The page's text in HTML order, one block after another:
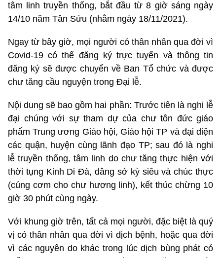
tâm linh truyền thống, bắt đầu từ 8 giờ sáng ngày
14/10 năm Tân Sửu (nhằm ngày 18/11/2021).
Ngay từ bây giờ, mọi người có thân nhân qua đời vì
Covid-19 có thể đăng ký trực tuyến và thông tin
đăng ký sẽ được chuyển về Ban Tổ chức và được
chư tăng cầu nguyện trong Đại lễ.
Nội dung sẽ bao gồm hai phần: Trước tiên là nghi lễ
đại chúng với sự tham dự của chư tôn đức giáo
phẩm Trung ương Giáo hội, Giáo hội TP và đại diện
các quận, huyện cùng lãnh đạo TP; sau đó là nghi
lễ truyền thống, tâm linh do chư tăng thực hiện với
thời tụng Kinh Di Đà, dâng sớ kỳ siêu và chúc thực
(cúng cơm cho chư hương linh), kết thúc chừng 10
giờ 30 phút cùng ngày.
Với khung giờ trên, tất cả mọi người, đặc biệt là quý
vị có thân nhân qua đời vì dịch bệnh, hoặc qua đời
vì các nguyên do khác trong lúc dịch bùng phát có